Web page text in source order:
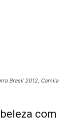
Brasil 2012, Camila
com